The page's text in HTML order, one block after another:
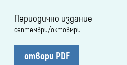
Периодично издание
септември/октовмри
отвори PDF